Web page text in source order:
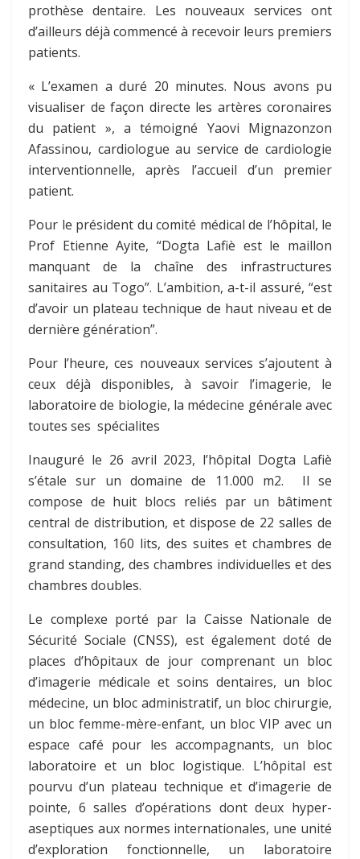
prothèse dentaire. Les nouveaux services ont
d’ailleurs déjà commencé à recevoir leurs premiers
patients.
« L’examen a duré 20 minutes. Nous avons pu
visualiser de façon directe les artères coronaires
du patient », a témoigné Yaovi Mignazonzon
Afassinou, cardiologue au service de cardiologie
interventionnelle, après l’accueil d’un premier
patient.
Pour le président du comité médical de l’hôpital, le
Prof Etienne Ayite, “Dogta Lafiè est le maillon
manquant de la chaîne des infrastructures
sanitaires au Togo”. L’ambition, a-t-il assuré, “est
d’avoir un plateau technique de haut niveau et de
dernière génération”.
Pour l’heure, ces nouveaux services s’ajoutent à
ceux déjà disponibles, à savoir l’imagerie, le
laboratoire de biologie, la médecine générale avec
toutes ses spécialites
Inauguré le 26 avril 2023, l’hôpital Dogta Lafiè
s’étale sur un domaine de 11.000 m2. Il se
compose de huit blocs reliés par un bâtiment
central de distribution, et dispose de 22 salles de
consultation, 160 lits, des suites et chambres de
grand standing, des chambres individuelles et des
chambres doubles.
Le complexe porté par la Caisse Nationale de
Sécurité Sociale (CNSS), est également doté de
places d’hôpitaux de jour comprenant un bloc
d’imagerie médicale et soins dentaires, un bloc
médecine, un bloc administratif, un bloc chirurgie,
un bloc femme-mère-enfant, un bloc VIP avec un
espace café pour les accompagnants, un bloc
laboratoire et un bloc logistique. L’hôpital est
pourvu d’un plateau technique et d’imagerie de
pointe, 6 salles d’opérations dont deux hyper-
aseptiques aux normes internationales, une unité
d’exploration fonctionnelle, un laboratoire